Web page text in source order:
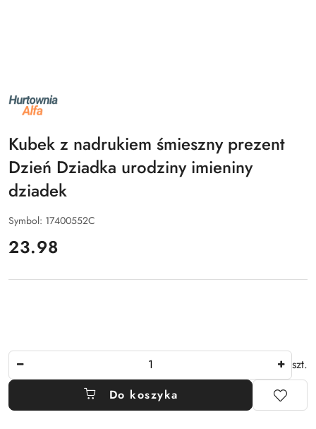
NAZWA
PRODUCENTA:
ALFA
Kubek z nadrukiem śmieszny prezent
Dzień Dziadka urodziny imieniny
dziadek
Symbol: 17400552C
cena:
23.98
szt.
Do koszyka